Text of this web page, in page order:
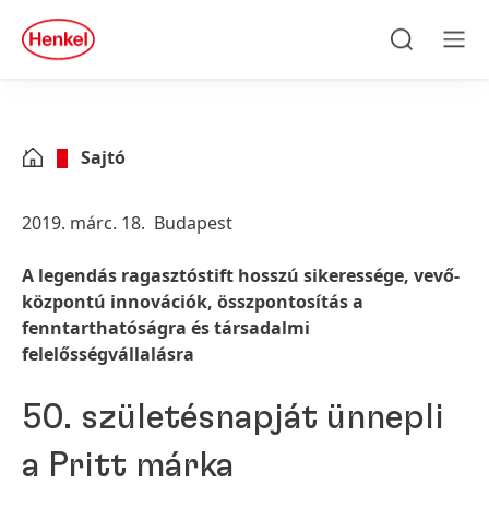
Skip to footer
quick
search
Sajtó
2019. márc. 18. Budapest
A legendás ragasztóstift hosszú sikeressége, vevő-
központú innovációk, összpontosítás a
fenntarthatóságra és társadalmi
felelősségvállalásra
50. születésnapját ünnepli
a Pritt márka